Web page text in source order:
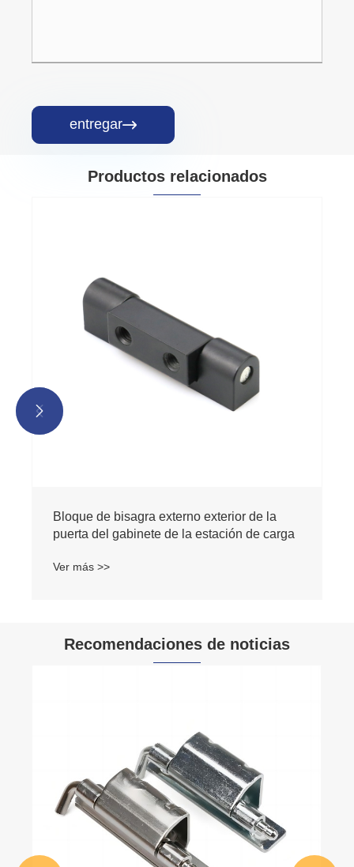
entregar
Productos relacionados
Bloque de bisagra externo exterior de la
puerta del gabinete de la estación de carga
Ver más >>


Recomendaciones de noticias